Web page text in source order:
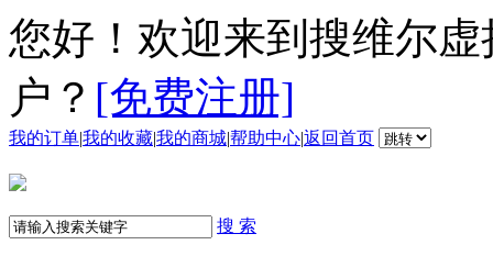
您好！欢迎来到搜维尔
户？ [免费注册]
我的订单|我的收藏|我的商城|帮助中心|返回首页
搜 索